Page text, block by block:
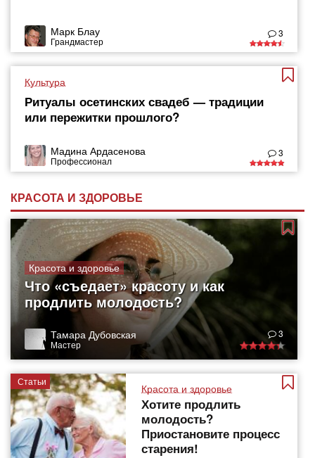
Марк Блау
Грандмастер
3
Культура
Ритуалы осетинских свадеб — традиции
или пережитки прошлого?
Мадина Ардасенова
Профессионал
3
КРАСОТА И ЗДОРОВЬЕ
Красота и здоровье
Что «съедает» красоту и как
продлить молодость?
Тамара Дубовская
Мастер
3
Статьи
Красота и здоровье
Хотите продлить
молодость?
Приостановите процесс
старения!